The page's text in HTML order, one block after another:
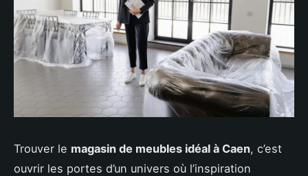
Trouver le magasin de meubles idéal à Caen, c’est
ouvrir les portes d’un univers où l’inspiration